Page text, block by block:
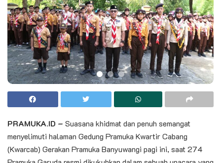
PRAMUKA.ID – Suasana khidmat dan penuh semangat
menyelimuti halaman Gedung Pramuka Kwartir Cabang
(Kwarcab) Gerakan Pramuka Banyuwangi pagi ini, saat 274